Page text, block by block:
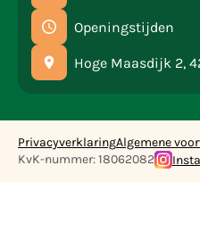
Openingstijden
Hoge Maasdijk 2,
PrivacyverklaringAlgemene
KvK-nummer: 18062082